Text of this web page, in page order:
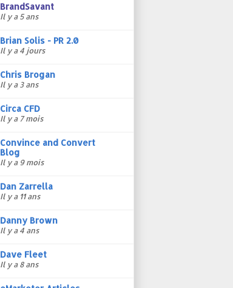
BrandSavant
Il y a 5 ans
Brian Solis - PR 2.0
Il y a 4 jours
Chris Brogan
Il y a 3 ans
Circa CFD
Il y a 7 mois
Convince and Convert
Blog
Il y a 9 mois
Dan Zarrella
Il y a 11 ans
Danny Brown
Il y a 4 ans
Dave Fleet
Il y a 8 ans